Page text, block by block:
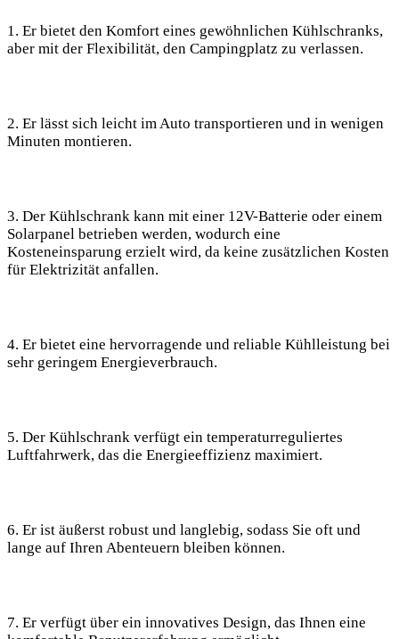
1. Er bietet den Komfort ⁣eines gewöhnlichen Kühlschranks,
aber ‌mit der Flexibilität, den⁢ Campingplatz zu verlassen.⁢
2.⁢ Er lässt sich ⁣leicht⁤ im Auto transportieren und in‍ wenigen
Minuten montieren.
3. Der Kühlschrank kann mit einer ‌12V-Batterie oder ⁤einem
Solarpanel betrieben werden, wodurch eine
Kosteneinsparung ⁣erzielt⁣ wird, da keine zusätzlichen ⁤Kosten
für Elektrizität anfallen.
4. Er bietet eine hervorragende und ‍reliable Kühlleistung ​bei
⁢sehr geringem Energieverbrauch.⁤
5. Der Kühlschrank verfügt ein temperaturreguliertes
Luftfahrwerk, das die Energieeffizienz maximiert.​
6. Er ‍ist äußerst robust ‌und⁣ langlebig, sodass Sie oft und
lange ⁤auf Ihren Abenteuern bleiben ⁤können.
7. Er​ verfügt über ein innovatives Design, das Ihnen eine